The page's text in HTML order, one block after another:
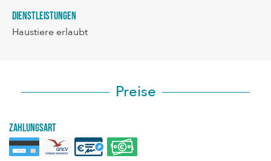
Dienstleistungen
Haustiere erlaubt
Preise
Zahlungsart